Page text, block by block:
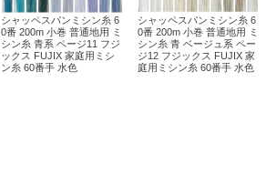
シャッペスパンミシン糸 6
0番 200m 小巻 普通地用 ミ
シン糸 青系 ページ11 フジ
ックス FUJIX 家庭用ミシ
ン糸 60番手 水色
シャッペスパンミシン糸 6
0番 200m 小巻 普通地用 ミ
シン糸 青 ベージュ系 ペー
ジ12 フジックス FUJIX 家
庭用ミシン糸 60番手 水色